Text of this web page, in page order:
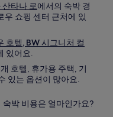
타나 로에서의 숙박 경
우 쇼핑 센터 근처에 있
호텔, BW 시그니처 컬
있어요.
호텔, 휴가용 주택, 기
있는 옵션이 많아요.
박 비용은 얼마인가요?